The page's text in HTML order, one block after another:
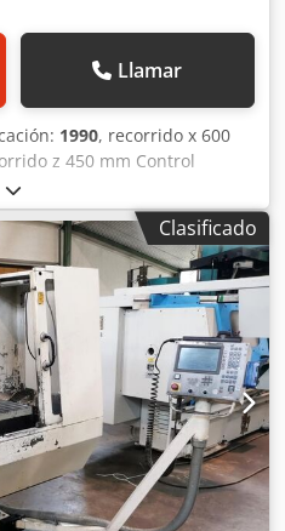
Llamar
1990, recorrido x 600
z 450 mm Control
sujeción de la mesa 740 x
40 Velocidades del husillo
avance 1 - 4000 mm/min
de la caña 80 mm Almacén
cadena 30 Pos Cedpstq I
herramienta con 2 espacios
de la herramienta a plena
herramienta - máx. 250 mm
kg Potencia total necesaria
3,8 toneladas
con pinza hidr. para
pluma extensible, mesa
manual, dispositivo de
Clasificado